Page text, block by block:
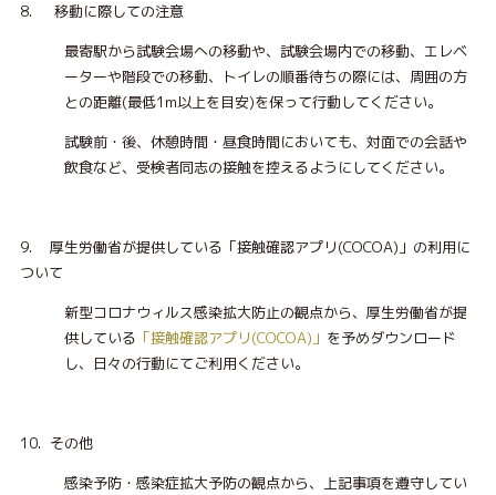
8. 移動に際しての注意
最寄駅から試験会場への移動や、試験会場内での移動、エレベ
ーターや階段での移動、トイレの順番待ちの際には、周囲の方
との距離(最低1m以上を目安)を保って行動してください。
試験前・後、休憩時間・昼食時間においても、対面での会話や
飲食など、受検者同志の接触を控えるようにしてください。
9. 厚生労働省が提供している「接触確認アプリ(COCOA)」の利用に
ついて
新型コロナウィルス感染拡大防止の観点から、厚生労働省が提
供している 「接触確認アプリ(COCOA)」 を予めダウンロード
し、日々の行動にてご利用ください。
10. その他
感染予防・感染症拡大予防の観点から、上記事項を遵守してい